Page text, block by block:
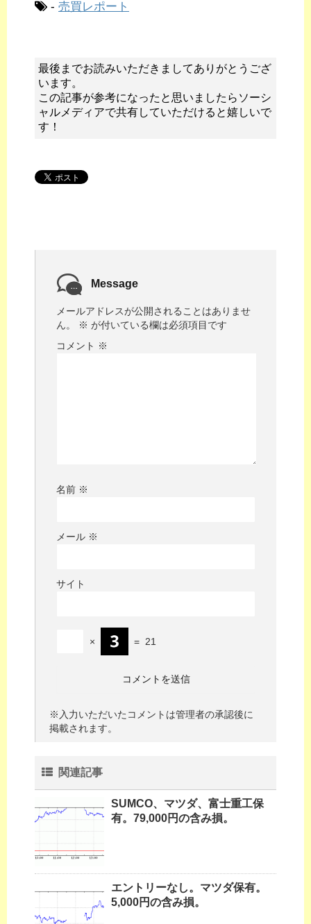
- 売買レポート
最後までお読みいただきましてありがとうござ
います。
この記事が参考になったと思いましたらソーシ
ャルメディアで共有していただけると嬉しいで
す！
Message
メールアドレスが公開されることはありませ
ん。
※ が付いている欄は必須項目です
コメント ※
名前 ※
メール ※
サイト
× = 21
※入力いただいたコメントは管理者の承認後に
掲載されます。
関連記事
SUMCO、マツダ、富士重工保
有。79,000円の含み損。
エントリーなし。マツダ保有。
5,000円の含み損。